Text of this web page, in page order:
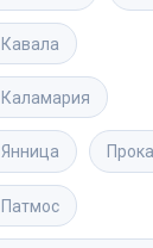
Кавала
Каламария
Янница
Патмос